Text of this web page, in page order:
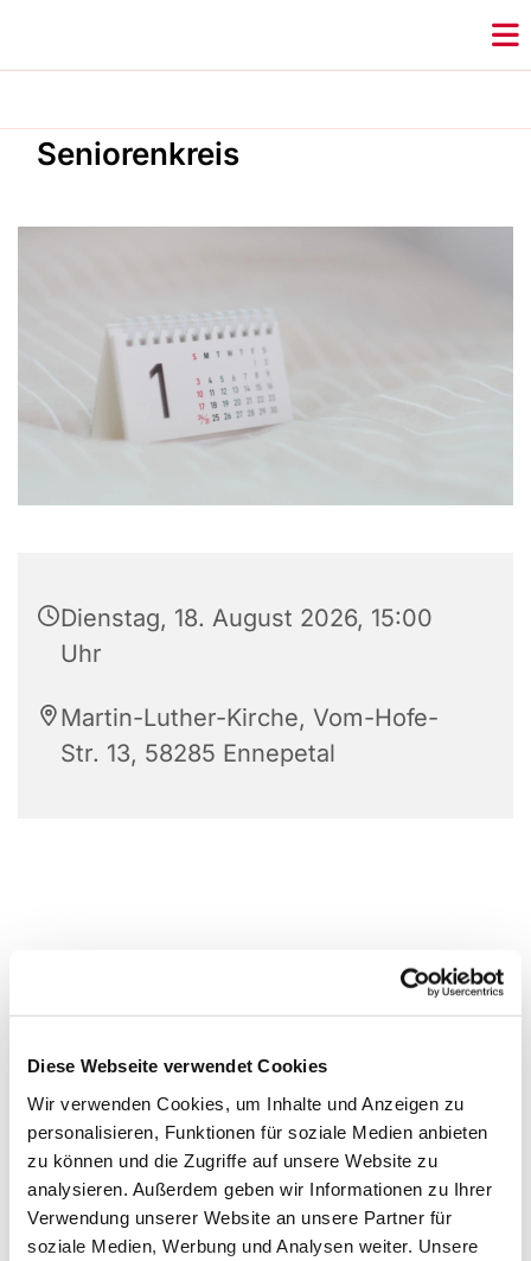
Diese Webseite verwendet Cookies
Wir verwenden Cookies, um Inhalte und Anzeigen zu
personalisieren, Funktionen für soziale Medien anbieten
zu können und die Zugriffe auf unsere Website zu
analysieren. Außerdem geben wir Informationen zu Ihrer
Verwendung unserer Website an unsere Partner für
soziale Medien, Werbung und Analysen weiter. Unsere
Seniorenkreis
Dienstag, 18. August 2026, 15:00
Uhr
Martin-Luther-Kirche, Vom-Hofe-
Str. 13, 58285 Ennepetal